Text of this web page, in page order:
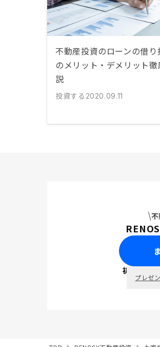
不動産投資のローンの借り
のメリット・デメリット徹
説
投資する 2020.09.11
初回面談で
プレゼ